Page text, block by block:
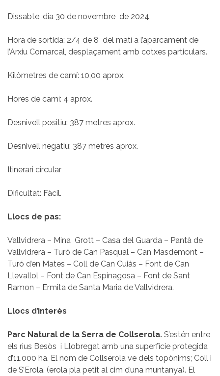
Dissabte, dia 30 de novembre de 2024
Hora de sortida: 2/4 de 8 del matí a l’aparcament de
l’Arxiu Comarcal, desplaçament amb cotxes particulars.
Kilòmetres de camí: 10,00 aprox.
Hores de camí: 4 aprox.
Desnivell positiu: 387 metres aprox.
Desnivell negatiu: 387 metres aprox.
Itinerari circular
Dificultat: Fàcil.
Llocs de pas:
Vallvidrera – Mina Grott – Casa del Guarda – Pantà de
Vallvidrera – Turó de Can Pasqual – Can Masdemont –
Turó d’en Mates – Coll de Can Cuiàs – Font de Can
Llevallol – Font de Can Espinagosa – Font de Sant
Ramon – Ermita de Santa Maria de Vallvidrera.
Llocs d’interès
Parc Natural de la Serra de Collserola. S’estén entre
els rius Besòs i Llobregat amb una superfície protegida
d’11.000 ha. El nom de Collserola ve dels topònims; Coll i
de S’Erola. (erola pla petit al cim d’una muntanya). El